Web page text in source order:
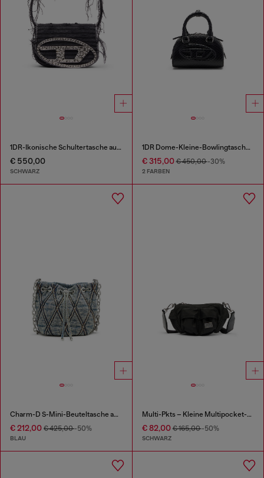
1DR-Ikonische Schultertasche aus Canvas und Leder
€ 550,00
SCHWARZ
1DR Dome-Kleine-Bowlingtasche aus Leder in Schlangenoptik
€ 315,00€ 450,00-30%
2 FARBEN
Charm-D S-Mini-Beuteltasche aus gestepptem Argyle-Denim
€ 212,00 € 425,00-50%
BLAU
Multi-Pkts – Kleine Multipocket-Utility-Tasche
€ 82,00€ 165,00-50%
SCHWARZ